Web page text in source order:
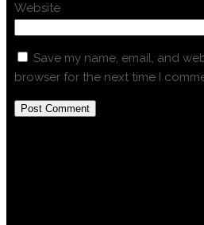
Website
Save my name, email, and
browser for the next time I